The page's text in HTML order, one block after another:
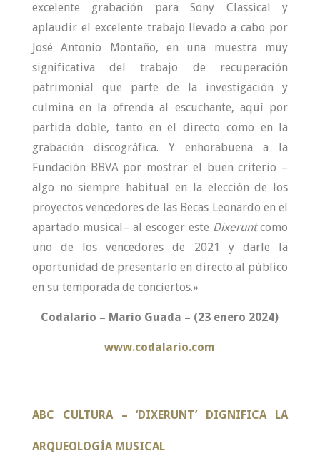
excelente grabación para Sony Classical y
aplaudir el excelente trabajo llevado a cabo por
José Antonio Montaño, en una muestra muy
significativa del trabajo de recuperación
patrimonial que parte de la investigación y
culmina en la ofrenda al escuchante, aquí por
partida doble, tanto en el directo como en la
grabación discográfica. Y enhorabuena a la
Fundación BBVA por mostrar el buen criterio –
algo no siempre habitual en la elección de los
proyectos vencedores de las Becas Leonardo en el
apartado musical– al escoger este Dixeruntcomo
uno de los vencedores de 2021 y darle la
oportunidad de presentarlo en directo al público
en su temporada de conciertos.»
Codalario – Mario Guada – (23 enero 2024)
www.codalario.com
ABC CULTURA – ‘DIXERUNT’ DIGNIFICA LA
ARQUEOLOGÍA MUSICAL